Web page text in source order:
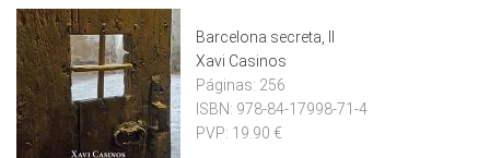
Barcelona secreta, II
Xavi Casinos
Páginas: 256
ISBN: 978-84-17998-71-4
PVP: 19.90 €